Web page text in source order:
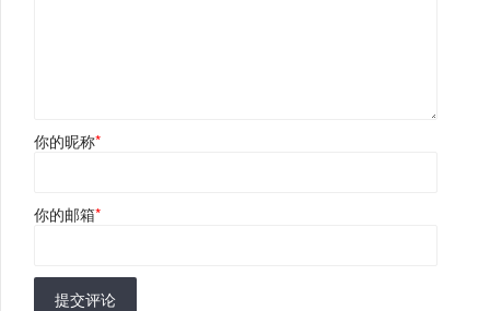
你的昵称*
你的邮箱*
提交评论